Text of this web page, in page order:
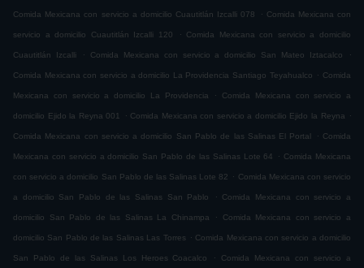
Comida Mexicana con servicio a domicilio Cuautitlán Izcalli 078 . Comida Mexicana con
servicio a domicilio Cuautitlán Izcalli 120 . Comida Mexicana con servicio a domicilio
Cuautitlán Izcalli . Comida Mexicana con servicio a domicilio San Mateo Iztacalco .
Comida Mexicana con servicio a domicilio La Providencia Santiago Teyahualco . Comida
Mexicana con servicio a domicilio La Providencia . Comida Mexicana con servicio a
domicilio Ejido la Reyna 001 . Comida Mexicana con servicio a domicilio Ejido la Reyna .
Comida Mexicana con servicio a domicilio San Pablo de las Salinas El Portal . Comida
Mexicana con servicio a domicilio San Pablo de las Salinas Lote 64 . Comida Mexicana
con servicio a domicilio San Pablo de las Salinas Lote 82 . Comida Mexicana con servicio
a domicilio San Pablo de las Salinas San Pablo . Comida Mexicana con servicio a
domicilio San Pablo de las Salinas La Chinampa . Comida Mexicana con servicio a
domicilio San Pablo de las Salinas Las Torres . Comida Mexicana con servicio a domicilio
San Pablo de las Salinas Los Heroes Coacalco . Comida Mexicana con servicio a